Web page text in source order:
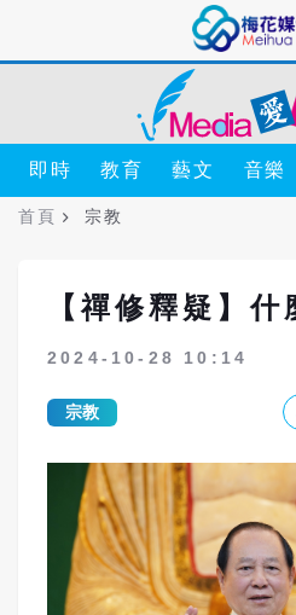
即時 教育 藝文 音樂
首頁 宗教
【禪修釋疑】什
2024-10-28 10:14
宗教